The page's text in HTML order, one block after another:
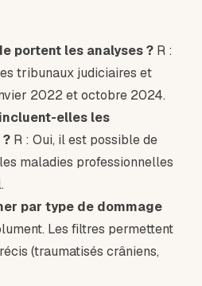
portent les analyses ? R :
tribunaux judiciaires et
2022 et octobre 2024.
elles les
R : Oui, il est possible de
maladies professionnelles
par type de dommage
Les filtres permettent
(traumatisés crâniens,